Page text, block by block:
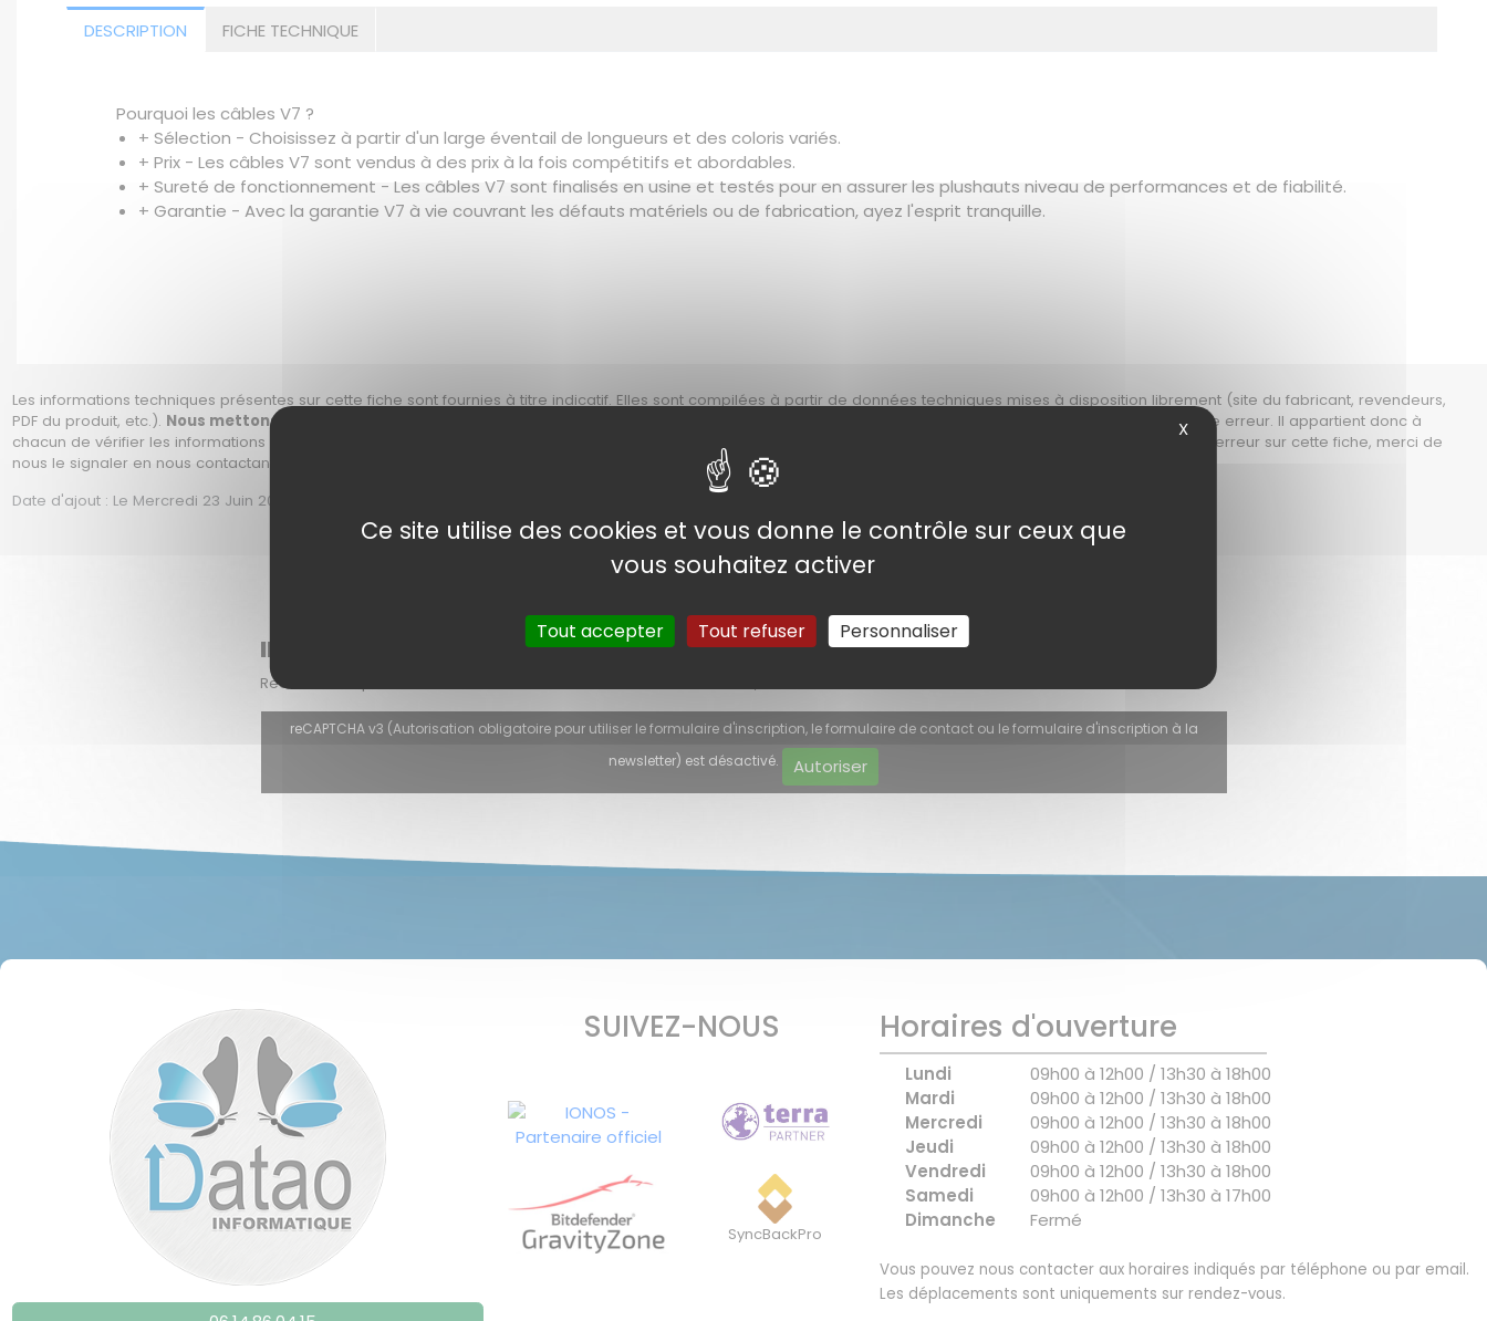
DESCRIPTION FICHE TECHNIQUE
Pourquoi les câbles V7 ?
+ Sélection - Choisissez à partir d'un large éventail de longueurs et des coloris variés.
+ Prix - Les câbles V7 sont vendus à des prix à la fois compétitifs et abordables.
+ Sureté de fonctionnement - Les câbles V7 sont finalisés en usine et testés pour en assurer les plushauts niveau de performances et de fiabilité.
+ Garantie - Avec la garantie V7 à vie couvrant les défauts matériels ou de fabrication, ayez l'esprit tranquille.
Les informations techniques présentes sur cette fiche sont fournies à titre indicatif. Elles sont compilées à partir de données techniques mises à disposition librement (site du fabricant, revendeurs,
PDF du produit, etc.). Nous mettons tout en œuvre pour vous apporter les indications les plus justes
qu'il n'y ait aucune erreur. Il appartient donc à
chacun de vérifier les informations avant son achat, soit en prenant contact avec le site marchand, ou en se référant au site du constructeur. Si vous constatez une erreur sur cette fiche, merci de
nous le signaler en nous contactant afin que nous puissions corriger ces informations. Photos non contractuelles.
Date d'ajout : Le Mercredi 23 Juin 2021 à 15h22 | date de modification : Le Mardi 16 Juin 2026 à 18h54
INSCRIPTION À NOTRE NEWSLETTER
Recevez chaque mois dans votre boîte mail : les offres du moment, les nouveautés et nos actualités.
reCAPTCHA v3 (Autorisation obligatoire pour utiliser le formulaire d'inscription, le formulaire de contact ou le formulaire d'inscription à la
newsletter) est désactivé.
Autoriser
SUIVEZ-NOUS
SyncBackPro
Horaires d'ouverture
Lundi
09h00 à 12h00 / 13h30 à 18h00
Mardi
09h00 à 12h00 / 13h30 à 18h00
Mercredi
09h00 à 12h00 / 13h30 à 18h00
Jeudi
09h00 à 12h00 / 13h30 à 18h00
Vendredi
09h00 à 12h00 / 13h30 à 18h00
Samedi
09h00 à 12h00 / 13h30 à 17h00
Dimanche
Fermé
Vous pouvez nous contacter aux horaires indiqués par téléphone ou par email.
Les déplacements sont uniquements sur rendez-vous.
X
Ce site utilise des cookies et vous donne le contrôle sur ceux que
vous souhaitez activer
Tout accepter Tout refuser Personnaliser